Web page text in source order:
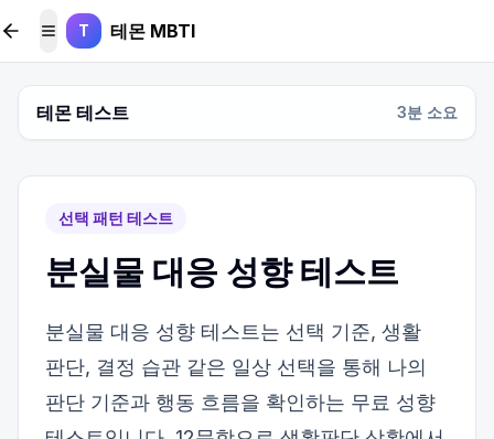
본문 바로가기
메뉴 토글
T 테몬 MBTI
테몬 테스트 3분 소요
선택 패턴 테스트
분실물 대응 성향 테스트
분실물 대응 성향 테스트는 선택 기준, 생활
판단, 결정 습관 같은 일상 선택을 통해 나의
판단 기준과 행동 흐름을 확인하는 무료 성향